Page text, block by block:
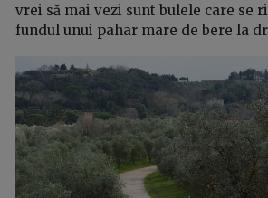
vrei să mai vezi sunt bulele care se
fundul unui pahar mare de bere la